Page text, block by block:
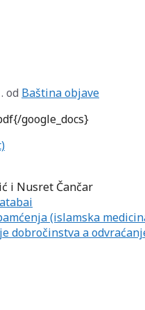
od Baština objave
google_docs}
i Nusret Čančar
(islamska
dobročinstva a